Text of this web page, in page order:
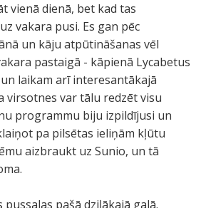
vienā dienā, bet kad tas
vakara pusi. Es gan pēc
un kāju atpūtināšanas vēl
pastaigā - kāpienā Lycabetus
laikam arī interesantākajā
virsotnes var tālu redzēt visu
programmu biju izpildījusi un
pa pilsētas ieliņām kļūtu
aizbraukt uz Sunio, un tā
pašā dziļākajā galā.